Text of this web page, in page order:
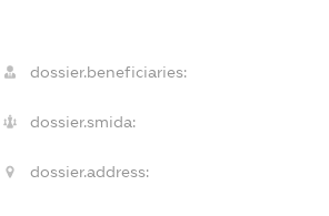
dossier.beneficiaries:
dossier.smida:
dossier.address: